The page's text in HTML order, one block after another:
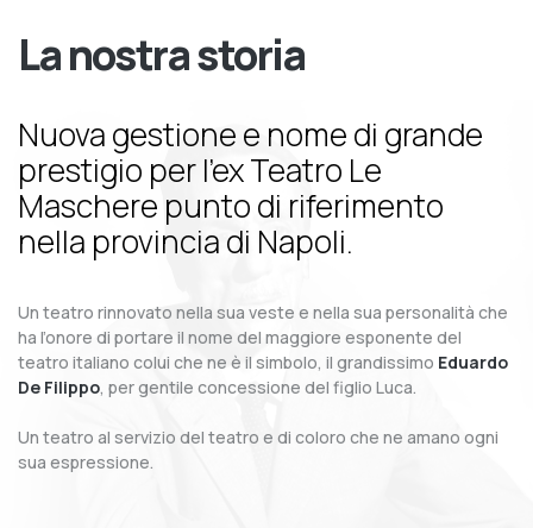
La nostra storia
Nuova gestione e nome di grande
prestigio per l’ex Teatro Le
Maschere punto di riferimento
nella provincia di Napoli.
Un teatro rinnovato nella sua veste e nella sua personalità che
ha l’onore di portare il nome del maggiore esponente del
teatro italiano colui che ne è il simbolo, il grandissimo Eduardo
De Filippo, per gentile concessione del figlio Luca.
Un teatro al servizio del teatro e di coloro che ne amano ogni
sua espressione.